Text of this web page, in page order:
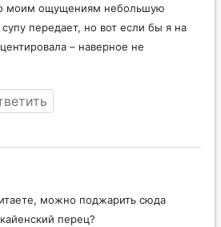
моим ощущениям небольшую
супу передает, но вот если бы я на
– наверное не
можно поджарить сюда
перец?